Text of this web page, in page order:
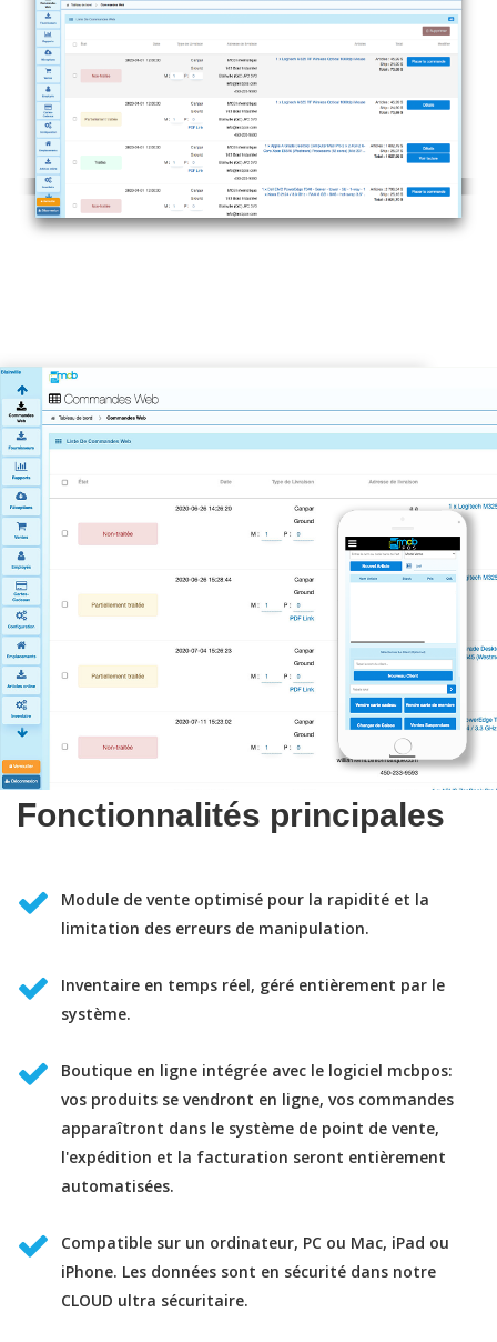
Fonctionnalités principales
Module de vente optimisé pour la rapidité et la
limitation des erreurs de manipulation.
Inventaire en temps réel, géré entièrement par le
système.
Boutique en ligne intégrée avec le logiciel mcbpos:
vos produits se vendront en ligne, vos commandes
apparaîtront dans le système de point de vente,
l'expédition et la facturation seront entièrement
automatisées.
Compatible sur un ordinateur, PC ou Mac, iPad ou
iPhone. Les données sont en sécurité dans notre
CLOUD ultra sécuritaire.